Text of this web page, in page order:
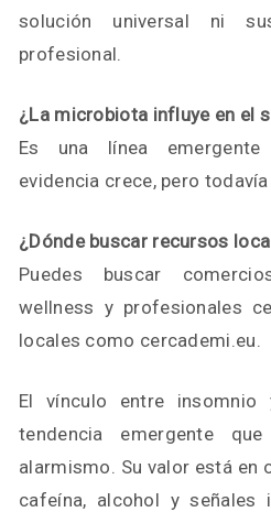
solución universal ni
profesional.
¿La microbiota influye en el
Es una línea
evidencia crece, pero
¿Dónde buscar recursos
Puedes buscar
wellness y profesionales
locales como cercademi.eu.
El vínculo entre insomnio
tendencia emergente
alarmismo. Su valor está en
cafeína, alcohol y señales